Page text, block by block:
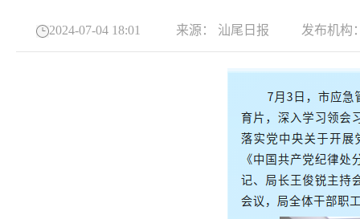
2024-07-04 18:01 来源： 汕尾日报 发布机构